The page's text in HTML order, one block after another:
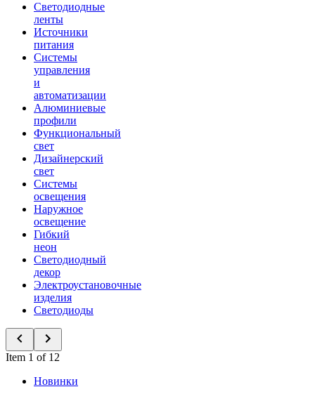
Светодиодные
ленты
Источники
питания
Системы
управления
и
автоматизации
Алюминиевые
профили
Функциональный
свет
Дизайнерский
свет
Системы
освещения
Наружное
освещение
Гибкий
неон
Светодиодный
декор
Электроустановочные
изделия
Светодиоды
Item 1 of 12
Новинки